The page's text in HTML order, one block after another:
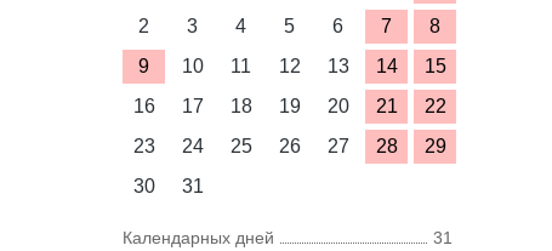
2
3 4 5 6 7
8
9
10 11 12 13 14
15
16
17 18 19 20 21
22
23
24 25 26 27 28
29
30
31
Календарных дней
31